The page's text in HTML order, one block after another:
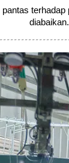
terhadap
diabaikan.